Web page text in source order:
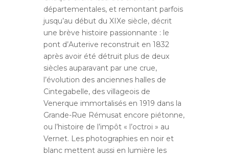
départementales, et remontant parfois
jusqu’au début du XIXe siècle, décrit
une brève histoire passionnante : le
pont d’Auterive reconstruit en 1832
après avoir été détruit plus de deux
siècles auparavant par une crue,
l’évolution des anciennes halles de
Cintegabelle, des villageois de
Venerque immortalisés en 1919 dans la
Grande-Rue Rémusat encore piétonne,
ou l’histoire de l’impôt « l’octroi » au
Vernet. Les photographies en noir et
blanc mettent aussi en lumière les